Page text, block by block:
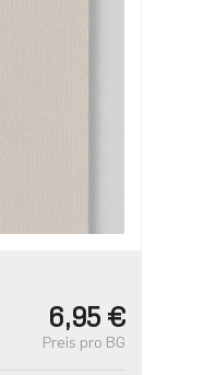
6,95 €
Preis pro BG